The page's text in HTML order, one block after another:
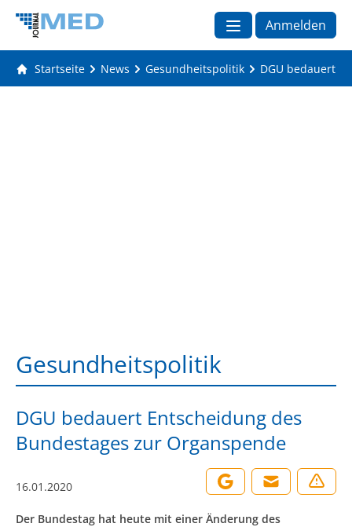
Anmelden
Startseite News Gesundheitspolitik DGU bedauert
Gesundheitspolitik
DGU bedauert Entscheidung des
Bundestages zur Organspende
16.01.2020
Der Bundestag hat heute mit einer Änderung des